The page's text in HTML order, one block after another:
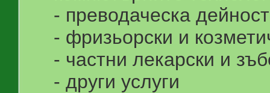
- преводаческа дейност
- фризьорски и
- частни лекарски и
- други услуги